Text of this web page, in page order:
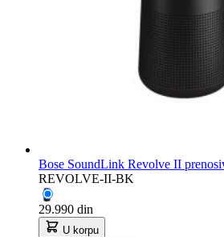
Bose SoundLink Revolve II
REVOLVE-II-BK
29.990 din
U korpu